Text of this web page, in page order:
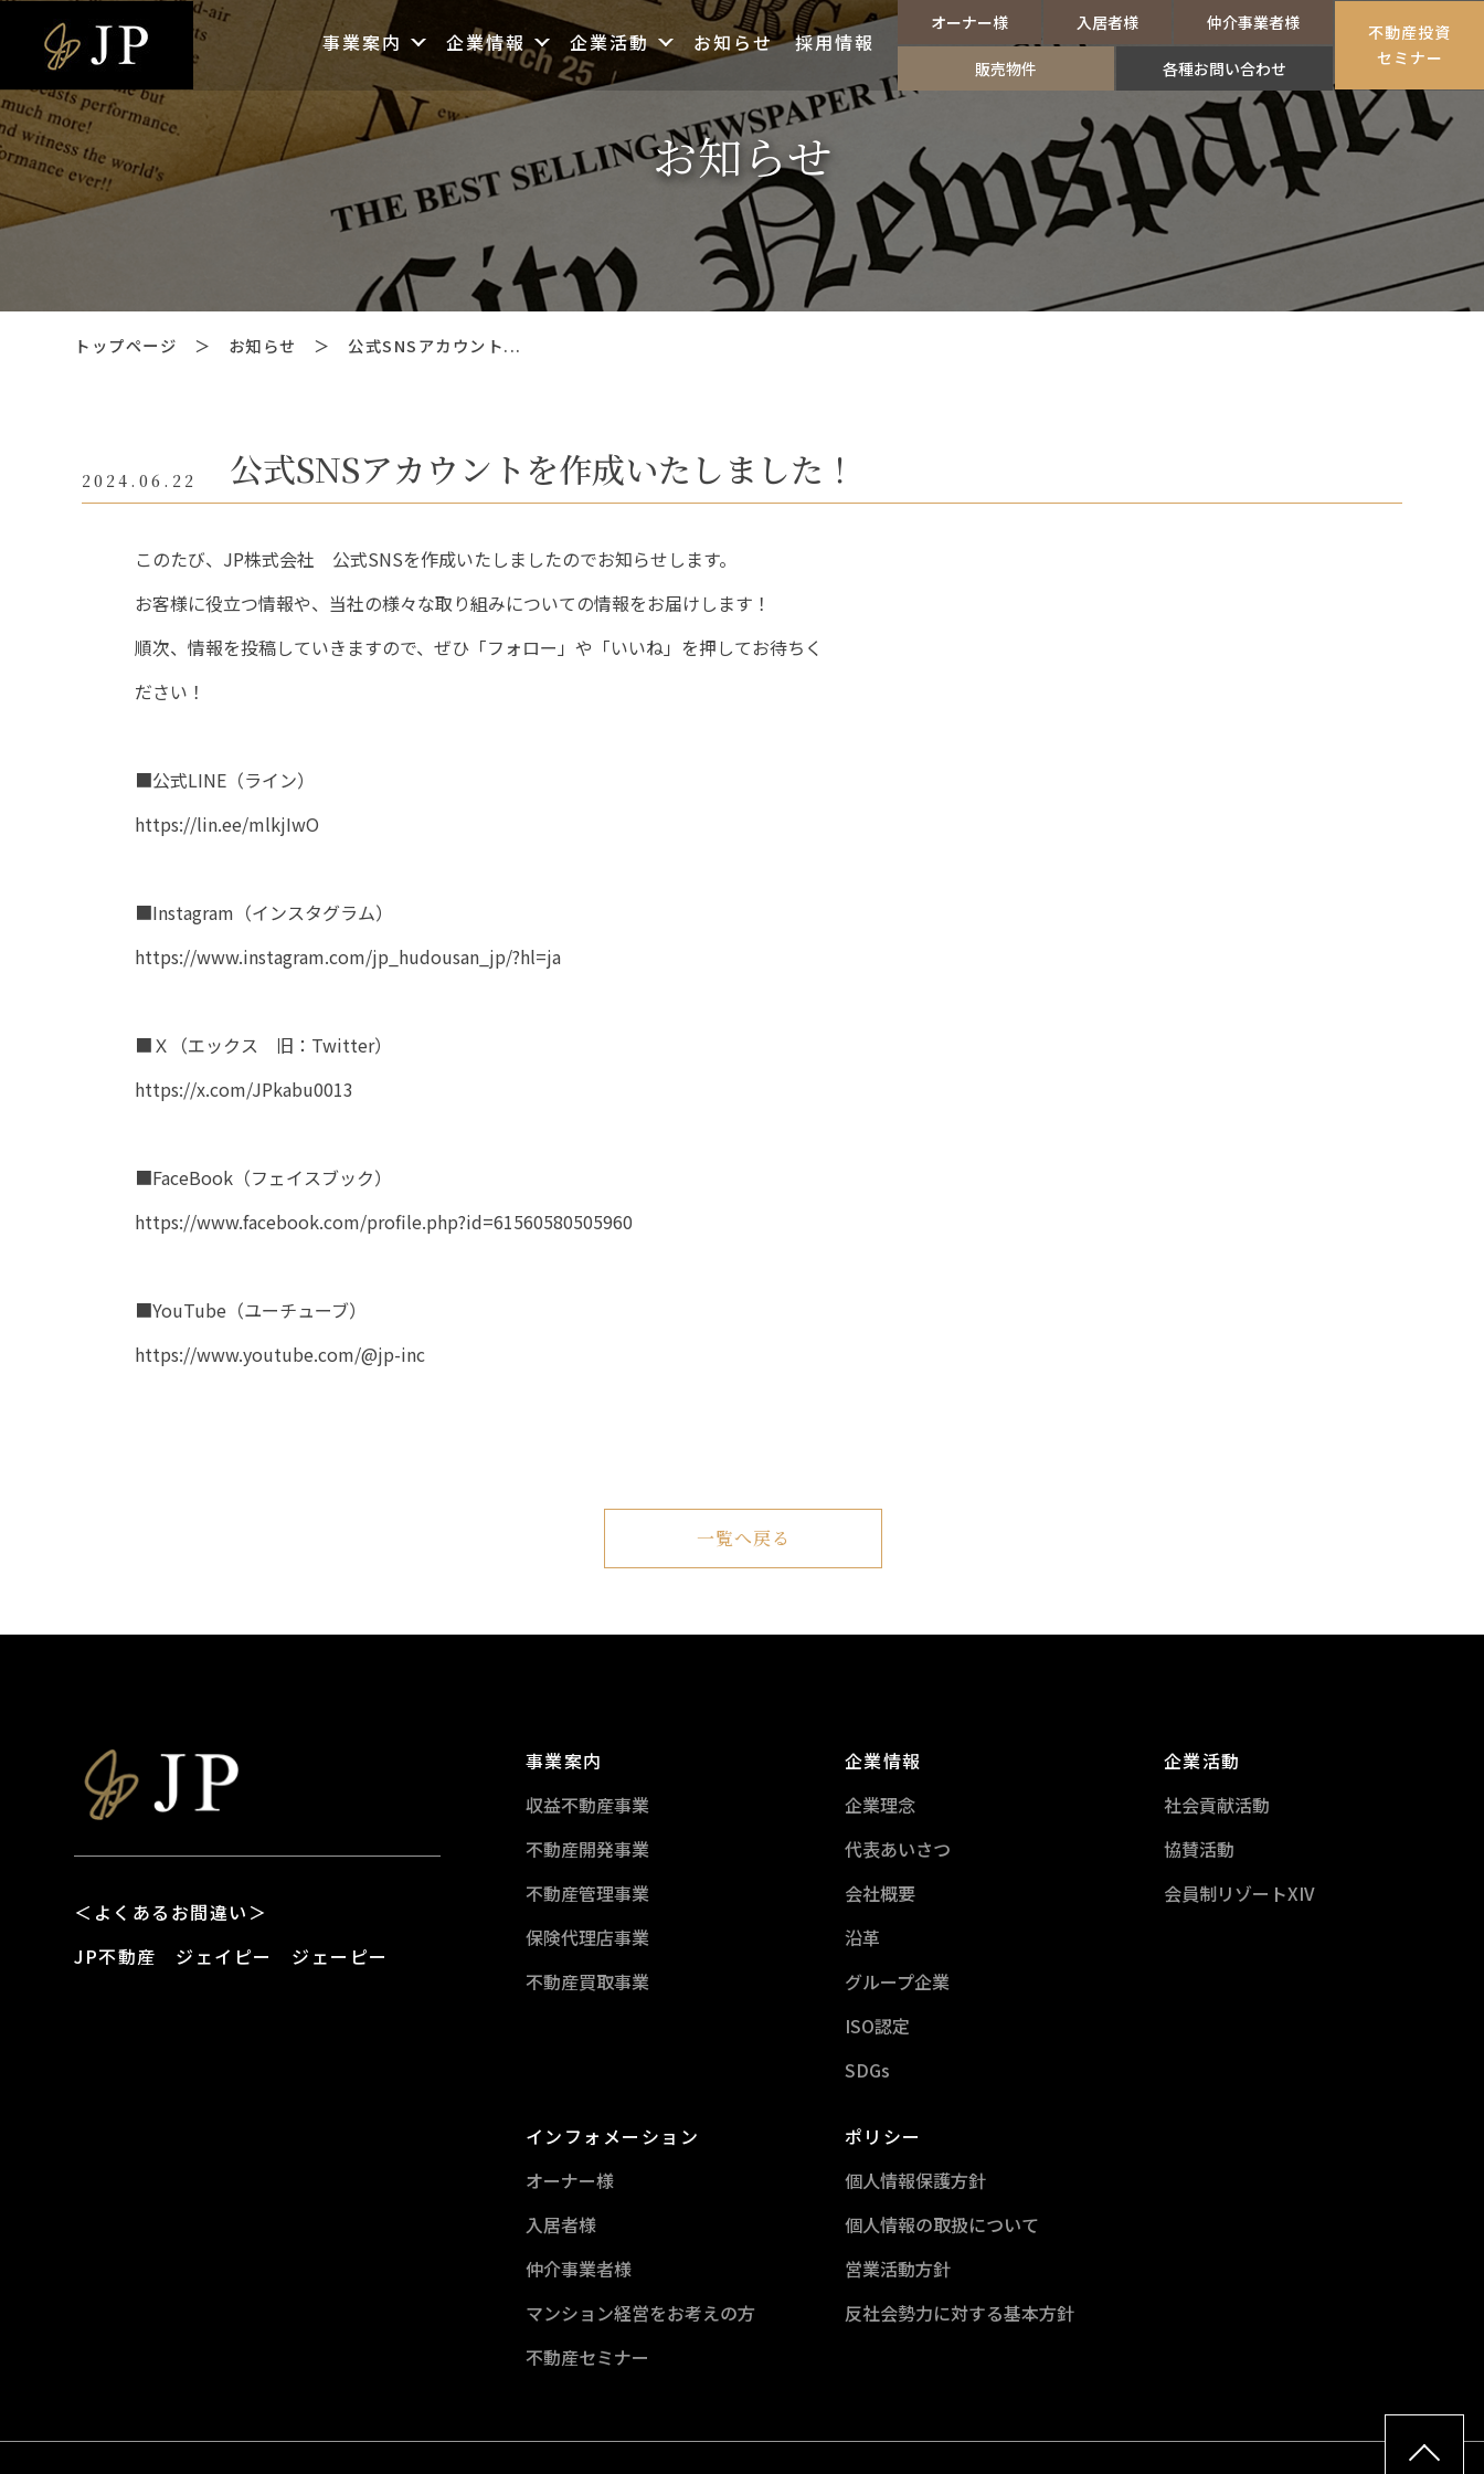
事業案内 企業情報 企業活動 お知らせ 採用情報
オーナー様 入居者様 仲介事業者様
販売物件 各種お問い合わせ
不動産投資
セミナー
お知らせ
トップページ ＞ お知らせ ＞ 公式SNSアカウント...
2024.06.22 公式SNSアカウントを作成いたしました！
このたび、JP株式会社 公式SNSを作成いたしましたのでお知らせします。
お客様に役立つ情報や、当社の様々な取り組みについての情報をお届けします！
順次、情報を投稿していきますので、ぜひ「フォロー」や「いいね」を押してお待ちく
ださい！
■公式LINE（ライン）
https://lin.ee/mlkjIwO
■Instagram（インスタグラム）
https://www.instagram.com/jp_hudousan_jp/?hl=ja
■Ｘ（エックス 旧：Twitter）
https://x.com/JPkabu0013
■FaceBook（フェイスブック）
https://www.facebook.com/profile.php?id=61560580505960
■YouTube（ユーチューブ）
https://www.youtube.com/@jp-inc
一覧へ戻る
＜よくあるお間違い＞
JP不動産 ジェイピー ジェーピー
事業案内
収益不動産事業
不動産開発事業
不動産管理事業
保険代理店事業
不動産買取事業
企業情報
企業理念
代表あいさつ
会社概要
沿革
グループ企業
ISO認定
SDGs
企業活動
社会貢献活動
協賛活動
会員制リゾートXIV
インフォメーション
オーナー様
入居者様
仲介事業者様
マンション経営をお考えの方
不動産セミナー
ポリシー
個人情報保護方針
個人情報の取扱について
営業活動方針
反社会勢力に対する基本方針